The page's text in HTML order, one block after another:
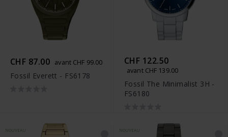
CHF 87.00 avant CHF 99.00
Fossil Everett - FS6178
CHF 122.50
avant CHF 139.00
Fossil The Minimalist 3H -
FS6180
NOUVEAU NOUVEAU